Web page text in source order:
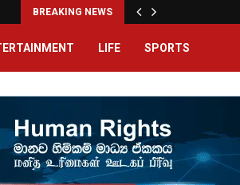
BREAKING NEWS
LIFE SPORTS